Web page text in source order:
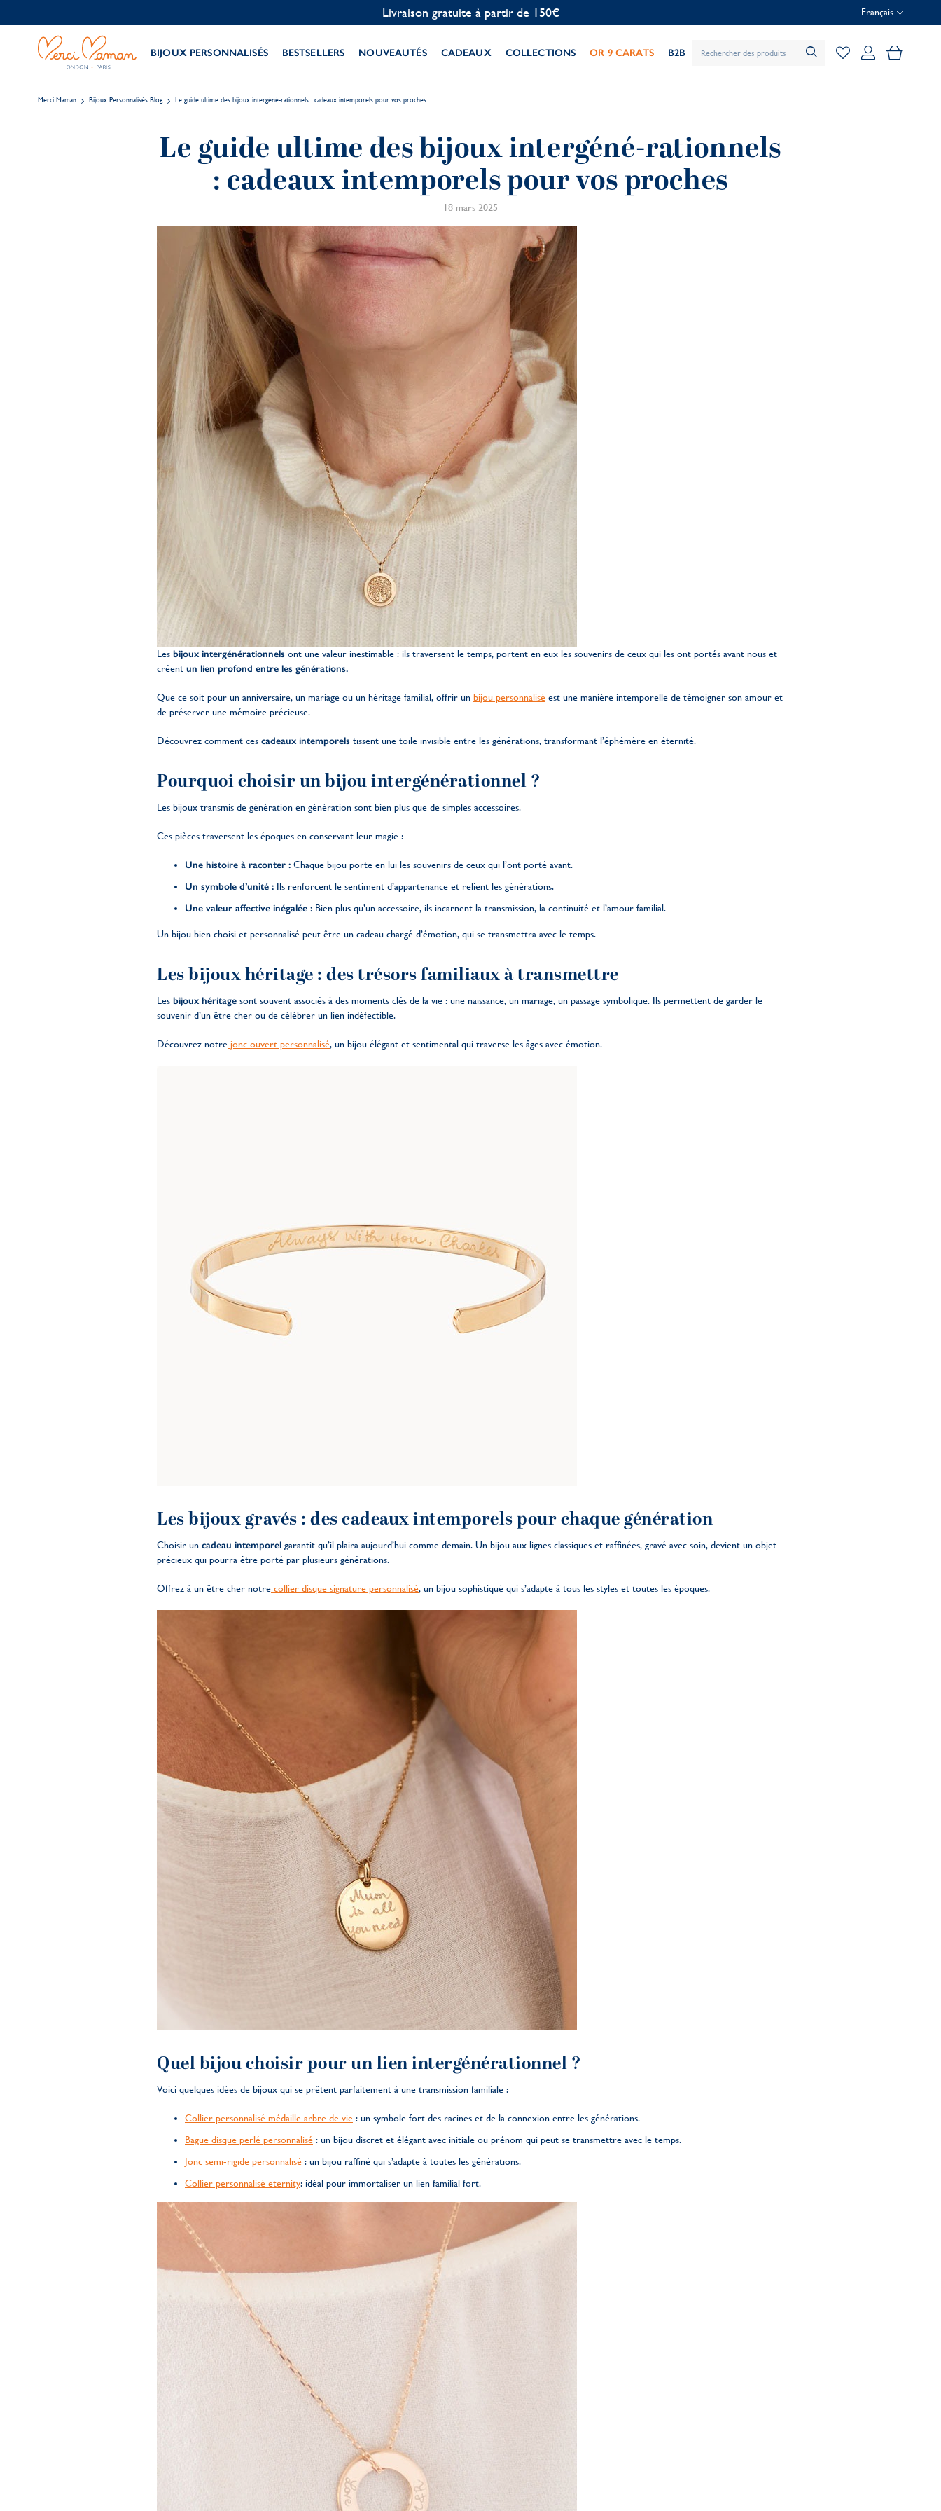
Personnalisation offerte Français
BIJOUX PERSONNALISÉS BESTSELLERS NOUVEAUTÉS CADEAUX COLLECTIONS OR 9 CARATS B2B Mon
Merci Maman Bijoux Personnalisés Blog Le guide ultime des bijoux intergéné-rationnels : cadeaux intemporels pour vos proches
Le guide ultime des bijoux intergéné-rationnels
: cadeaux intemporels pour vos proches
18 mars 2025
Les bijoux intergénérationnels ont une valeur inestimable : ils traversent le temps, portent en eux les souvenirs de ceux qui les ont portés avant nous et
créent un lien profond entre les générations.
Que ce soit pour un anniversaire, un mariage ou un héritage familial, offrir un bijou personnalisé est une manière intemporelle de témoigner son amour et
de préserver une mémoire précieuse.
Découvrez comment ces cadeaux intemporels tissent une toile invisible entre les générations, transformant l’éphémère en éternité.
Pourquoi choisir un bijou intergénérationnel ?
Les bijoux transmis de génération en génération sont bien plus que de simples accessoires.
Ces pièces traversent les époques en conservant leur magie :
Une histoire à raconter : Chaque bijou porte en lui les souvenirs de ceux qui l’ont porté avant.
Un symbole d’unité : Ils renforcent le sentiment d’appartenance et relient les générations.
Une valeur affective inégalée : Bien plus qu’un accessoire, ils incarnent la transmission, la continuité et l’amour familial.
Un bijou bien choisi et personnalisé peut être un cadeau chargé d’émotion, qui se transmettra avec le temps.
Les bijoux héritage : des trésors familiaux à transmettre
Les bijoux héritage sont souvent associés à des moments clés de la vie : une naissance, un mariage, un passage symbolique. Ils permettent de garder le
souvenir d’un être cher ou de célébrer un lien indéfectible.
Découvrez notre jonc ouvert personnalisé, un bijou élégant et sentimental qui traverse les âges avec émotion.
Les bijoux gravés : des cadeaux intemporels pour chaque génération
Choisir un cadeau intemporel garantit qu’il plaira aujourd’hui comme demain. Un bijou aux lignes classiques et raffinées, gravé avec soin, devient un objet
précieux qui pourra être porté par plusieurs générations.
Offrez à un être cher notre collier disque signature personnalisé, un bijou sophistiqué qui s’adapte à tous les styles et toutes les époques.
Quel bijou choisir pour un lien intergénérationnel ?
Voici quelques idées de bijoux qui se prêtent parfaitement à une transmission familiale :
Collier personnalisé médaille arbre de vie : un symbole fort des racines et de la connexion entre les générations.
Bague disque perlé personnalisé : un bijou discret et élégant avec initiale ou prénom qui peut se transmettre avec le temps.
Jonc semi-rigide personnalisé : un bijou raffiné qui s’adapte à toutes les générations.
Collier personnalisé eternity: idéal pour immortaliser un lien familial fort.